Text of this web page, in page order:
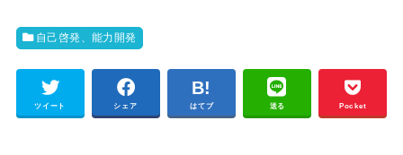
自己啓発、能力開発
ツイート シェア はてブ 送る Pocket